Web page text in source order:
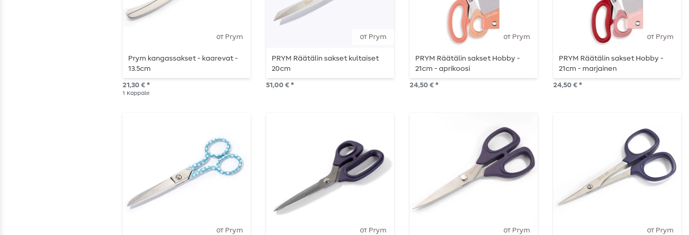
от Prym
Prym kangassakset - kaarevat -
13.5cm
21,30 € *
1 Kappale
от Prym
PRYM Räätälin sakset kultaiset
20cm
51,00 € *
от Prym
PRYM Räätälin sakset Hobby -
21cm - aprikoosi
24,50 € *
от Prym
PRYM Räätälin sakset Hobby -
21cm - marjainen
24,50 € *
от Prym от Prym от Prym от Prym